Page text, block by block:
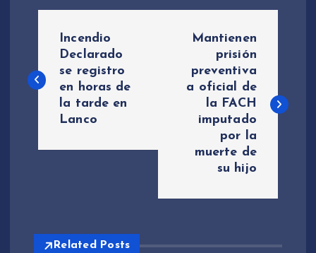
v
c
Incendio
Declarado
se registro
en horas de
la tarde en
Lanco
Mantienen
prisión
preventiva
a oficial de
la FACH
imputado
por la
muerte de
su hijo
Related Posts